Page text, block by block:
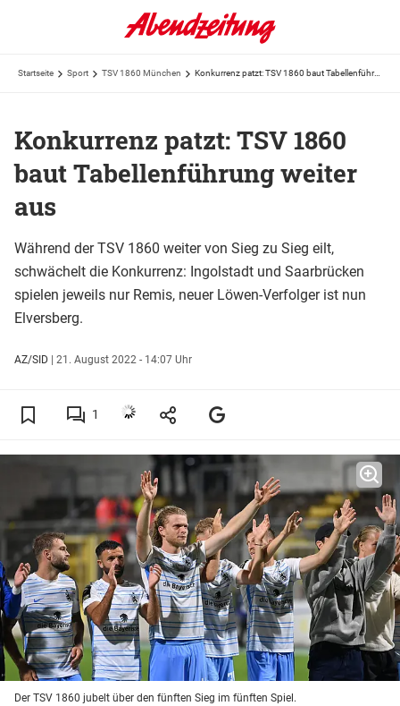
Startseite Sport TSV 1860 München Konkurrenz patzt: TSV 1860 baut Tabellenführung weiter aus
Konkurrenz patzt: TSV 1860
baut Tabellenführung weiter
aus
Während der TSV 1860 weiter von Sieg zu Sieg eilt,
schwächelt die Konkurrenz: Ingolstadt und Saarbrücken
spielen jeweils nur Remis, neuer Löwen-Verfolger ist nun
Elversberg.
AZ/SID | 21. August 2022 - 14:07 Uhr
1
Der TSV 1860 jubelt über den fünften Sieg im fünften Spiel.